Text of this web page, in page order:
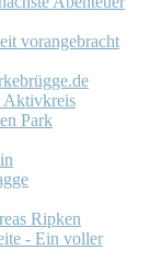
vorangebracht
Aktivkreis
Park
Ripken
- Ein voller